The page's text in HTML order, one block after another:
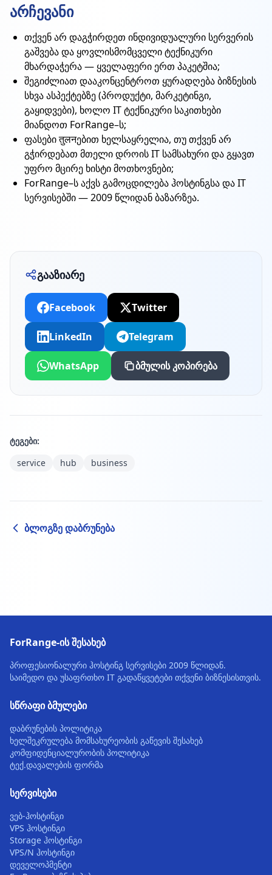
არჩევანი
თქვენ არ დაგჭირდეთ ინდივიდუალური სერვერის
გაშვება და ყოვლისმომცველი ტექნიკური
მხარდაჭერა — ყველაფერი ერთ პაკეტშია;
შეგიძლიათ დააკონცენტროთ ყურადღება ბიზნესის
სხვა ასპექტებზე (პროდუქტი, მარკეტინგი,
გაყიდვები), ხოლო IT ტექნიკური საკითხები
მიანდოთ ForRange–ს;
ფასები तुलनებით ხელსაყრელია, თუ თქვენ არ
გჭირდებათ მთელი დროის IT სამსახური და გყავთ
უფრო მცირე ხისტი მოთხოვნები;
ForRange–ს აქვს გამოცდილება ჰოსტინგსა და IT
სერვისებში — 2009 წლიდან ბაზარზეა.
გააზიარე
Facebook Twitter
LinkedIn Telegram
WhatsApp ბმულის კოპირება
ტეგები:
service
hub business
ბლოგზე დაბრუნება
ForRange-ის შესახებ
პროფესიონალური ჰოსტინგ სერვისები 2009 წლიდან.
საიმედო და უსაფრთხო IT გადაწყვეტები თქვენი ბიზნესისთვის.
სწრაფი ბმულები
დაბრუნების პოლიტიკა
ხელშეკრულება მომსახურეობის გაწევის შესახებ
კომფიდენციალურობის პოლიტიკა
ტექ.დავალების ფორმა
სერვისები
ვებ-ჰოსტინგი
VPS ჰოსტინგი
Storage ჰოსტინგი
VPS/N ჰოსტინგი
დეველოპმენტი